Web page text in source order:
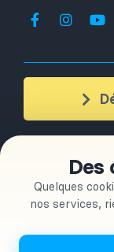
Des
Quelques
nos services,
+ de
OLESPAINEASY
d’utilisation |